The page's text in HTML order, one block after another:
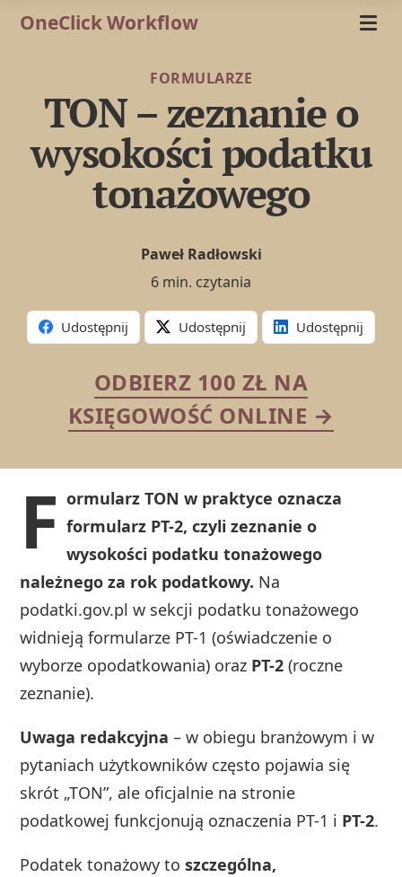
OneClick Workflow
FORMULARZE
TON – zeznanie o
wysokości podatku
tonażowego
Paweł Radłowski
6 min. czytania
Udostępnij Udostępnij Udostępnij
ODBIERZ 100 ZŁ NA
KSIĘGOWOŚĆ ONLINE →
F ormularz TON w praktyce oznacza
formularz PT-2, czyli zeznanie o
wysokości podatku tonażowego
należnego za rok podatkowy. Na
podatki.gov.pl w sekcji podatku tonażowego
widnieją formularze PT-1 (oświadczenie o
wyborze opodatkowania) oraz PT-2 (roczne
zeznanie).
Uwaga redakcyjna – w obiegu branżowym i w
pytaniach użytkowników często pojawia się
skrót „TON”, ale oficjalnie na stronie
podatkowej funkcjonują oznaczenia PT-1 i PT-2.
Podatek tonażowy toszczególna,